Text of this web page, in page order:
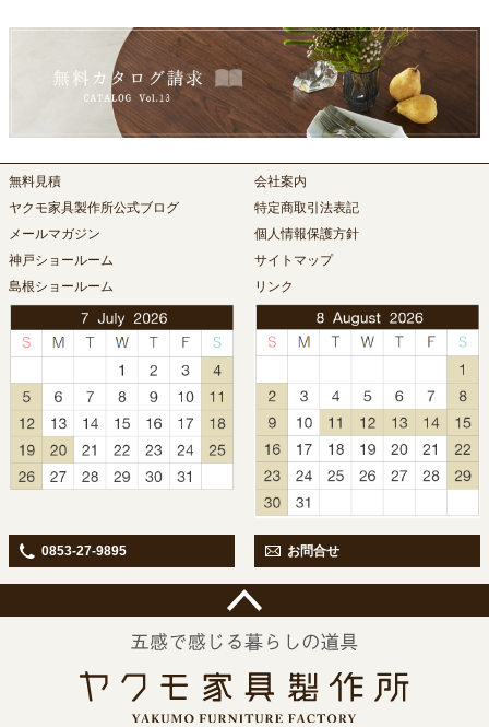
無料見積
ヤクモ家具製作所公式ブログ
メールマガジン
神戸ショールーム
島根ショールーム
会社案内
特定商取引法表記
個人情報保護方針
サイトマップ
リンク
0853-27-9895 お問合せ